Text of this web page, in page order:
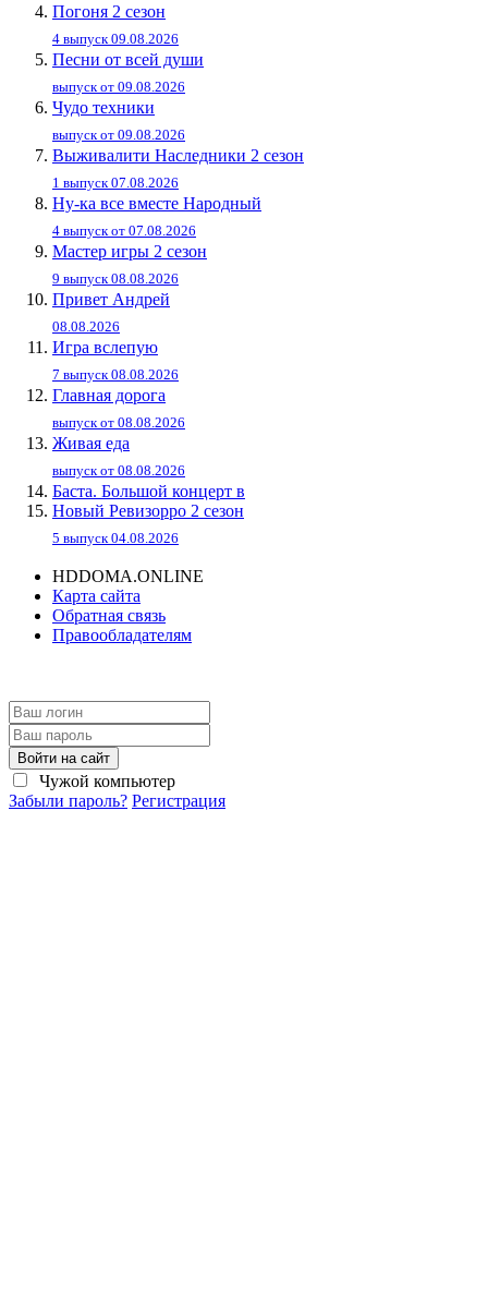
Погоня 2 сезон
4 выпуск 09.08.2026
Песни от всей души
выпуск от 09.08.2026
Чудо техники
выпуск от 09.08.2026
Выживалити Наследники 2 сезон
1 выпуск 07.08.2026
Ну-ка все вместе Народный
4 выпуск от 07.08.2026
Мастер игры 2 сезон
9 выпуск 08.08.2026
Привет Андpей
08.08.2026
Игра вслепую
7 выпуск 08.08.2026
Главная дорога
выпуск от 08.08.2026
Живaя eдa
выпуск от 08.08.2026
Баста. Большой концерт в
Новый Ревизорро 2 сезон
5 выпуск 04.08.2026
HDDOMA.ONLINE
Карта сайта
Обратная связь
Правообладателям
Войти на сайт
Чужой компьютер
Забыли пароль? Регистрация